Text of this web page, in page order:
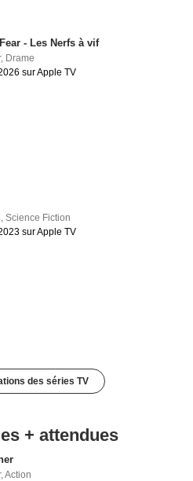
- Les Nerfs à vif
, Drame
sur Apple TV
,Science Fiction
sur Apple TV
des séries TV
+ attendues
,Action